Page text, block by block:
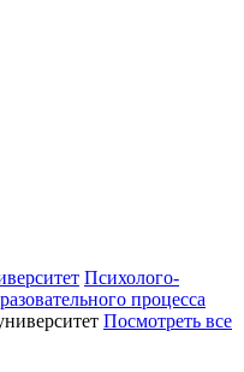
Психолого-
процесса
Посмотреть все